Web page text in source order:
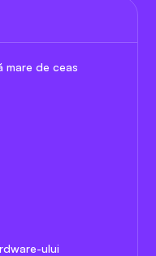
mare de ceas
ului